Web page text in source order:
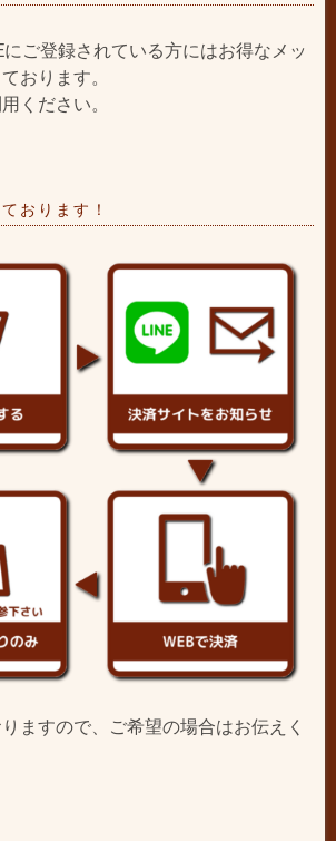
ご登録されている方にはお得なメッ
おります。
ください。
おります！
ますので、ご希望の場合はお伝えく